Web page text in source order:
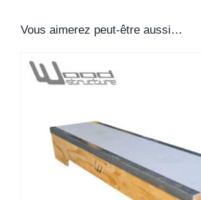
Vous aimerez peut-être aussi…